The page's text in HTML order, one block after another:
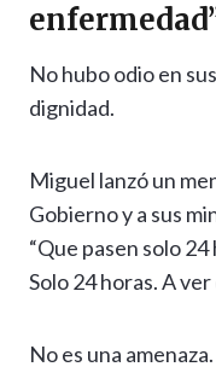
No hubo odio en
dignidad.
Miguel lanzó un
Gobierno y a sus
“Que pasen solo
Solo 24 horas. A
No es una